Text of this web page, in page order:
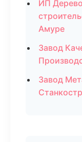
ИП
Амуре
Завод
Завод